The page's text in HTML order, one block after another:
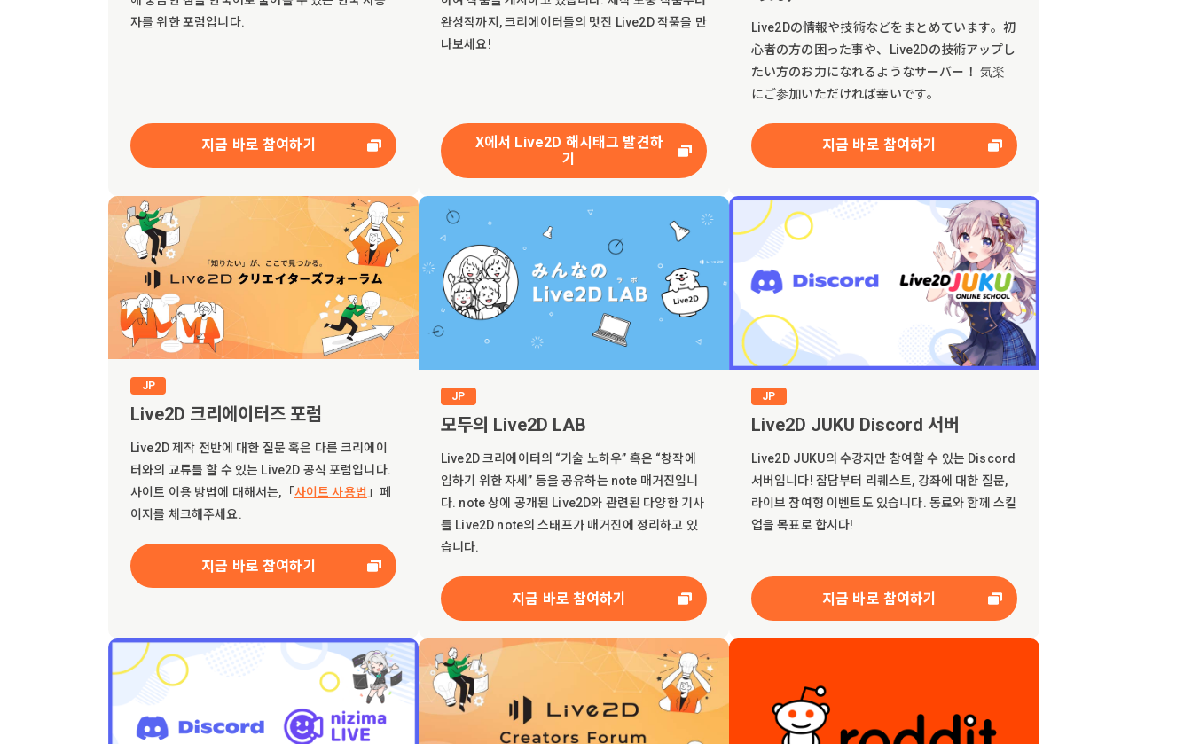
자를 위한 포럼입니다.
지금 바로 참여하기
완성작까지, 크리에이터들의 멋진 Live2D 작품을 만
나보세요!
X에서 Live2D 해시태그 발견하
기
Live2Dの情報や技術などをまとめています。初
心者の方の困った事や、Live2Dの技術アップし
たい方のお力になれるようなサーバー！ 気楽
にご参加いただければ幸いです。
지금 바로 참여하기
JP
Live2D 크리에이터즈 포럼
Live2D 제작 전반에 대한 질문 혹은 다른 크리에이
터와의 교류를 할 수 있는 Live2D 공식 포럼입니다.
사이트 이용 방법에 대해서는,「사이트 사용법 」페
이지를 체크해주세요.
지금 바로 참여하기
JP
모두의 Live2D LAB
Live2D 크리에이터의 “기술 노하우” 혹은 “창작에
임하기 위한 자세” 등을 공유하는 note 매거진입니
다. note 상에 공개된 Live2D와 관련된 다양한 기사
를 Live2D note의 스태프가 매거진에 정리하고 있
습니다.
지금 바로 참여하기
JP
Live2D JUKU Discord 서버
Live2D JUKU의 수강자만 참여할 수 있는 Discord
서버입니다! 잡담부터 리퀘스트, 강좌에 대한 질문,
라이브 참여형 이벤트도 있습니다. 동료와 함께 스킬
업을 목표로 합시다!
지금 바로 참여하기